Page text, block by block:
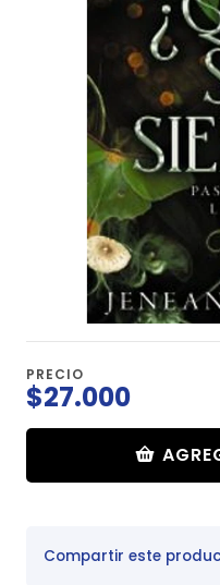
PRECIO
$27.000
Compartir este